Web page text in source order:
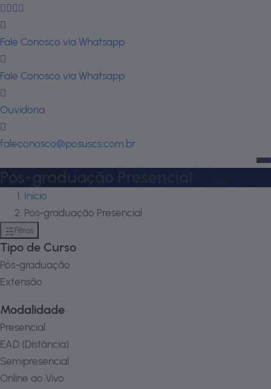
Fale Conosco via Whatsapp
Fale Conosco via Whatsapp
Ouvidoria
faleconosco@posuscs.com.br
Início
Pós-graduação Presencial
Filtros
Tipo de Curso
Pós-graduação
Extensão
Modalidade
Presencial
EAD (Distância)
Semipresencial
Online ao Vivo